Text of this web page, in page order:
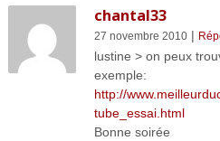
chantal33
27 novembre 2010|
lustine > on peux
exemple:
http://
tube_essai.html
Bonne soirée